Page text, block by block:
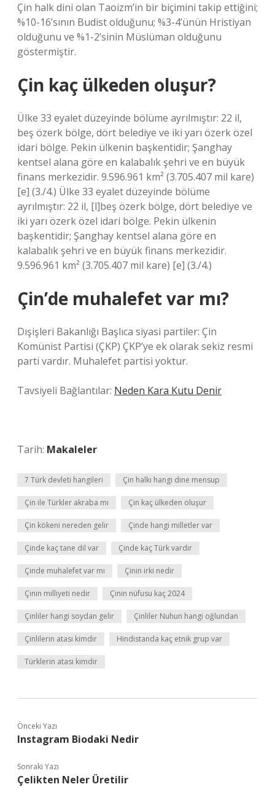
Çin halk dini olan Taoizm’in bir biçimini takip ettiğini;
%10-16’sının Budist olduğunu; %3-4’ünün Hristiyan
olduğunu ve %1-2’sinin Müslüman olduğunu
göstermiştir.
Çin kaç ülkeden oluşur?
Ülke 33 eyalet düzeyinde bölüme ayrılmıştır: 22 il,
beş özerk bölge, dört belediye ve iki yarı özerk özel
idari bölge. Pekin ülkenin başkentidir; Şanghay
kentsel alana göre en kalabalık şehri ve en büyük
finans merkezidir. 9.596.961 km² (3.705.407 mil kare)
[e] (3./4.) Ülke 33 eyalet düzeyinde bölüme
ayrılmıştır: 22 il, [l]beş özerk bölge, dört belediye ve
iki yarı özerk özel idari bölge. Pekin ülkenin
başkentidir; Şanghay kentsel alana göre en
kalabalık şehri ve en büyük finans merkezidir.
9.596.961 km² (3.705.407 mil kare) [e] (3./4.)
Çin’de muhalefet var mı?
Dışişleri Bakanlığı Başlıca siyasi partiler: Çin
Komünist Partisi (ÇKP) ÇKP’ye ek olarak sekiz resmi
parti vardır. Muhalefet partisi yoktur.
Tavsiyeli Bağlantılar: Neden Kara Kutu Denir
Tarih: Makaleler
7 Türk devleti hangileri Çin halkı hangi dine mensup
Çin ile Türkler akraba mı Çin kaç ülkeden oluşur
Çin kökeni nereden gelir Çinde hangi milletler var
Çinde kaç tane dil var Çinde kaç Türk vardır
Çinde muhalefet var mı Çinin irki nedir
Çinin milliyeti nedir Çinin nüfusu kaç 2024
Çinliler hangi soydan gelir Çinliler Nuhun hangi oğlundan
Çinlilerin atası kimdir Hindistanda kaç etnik grup var
Türklerin atası kimdir
Önceki Yazı
Instagram Biodaki Nedir
Sonraki Yazı
Çelikten Neler Üretilir